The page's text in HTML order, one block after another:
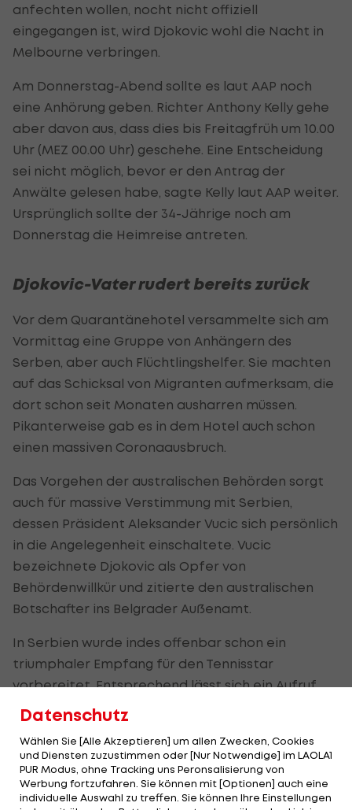
anfechten wollen, nocht nicht offiziell
eingegangen ist, wird Djokovic wohl die Nacht in
Melbourne verbringen.
Am Donnerstag-Abend sollte es laut AAP noch
eine Anhörung geben. Richter Anthony Kelly gehe
aber davon aus, dass dies bis Freitagfrüh um 10.00
Uhr (MEZ 00.00 Uhr) geschehe. Eine Entscheidung
sei nicht möglich, bevor er den Antrag der
Anwälte gelesen habe, sagte Kelly laut AAP weiter.
Ursprünglich sollte der 34-Jährige noch am
Donnerstag die Heimreise antreten.
Djokovic-Vater rudert bereits zurück
Vor dem Quarantänehotel versammelte sich am
Vormittag eine Gruppe von Anhängern des
Serben, aber auch Flüchtlingshelfer. Sie machten
auf das Schicksal von Migranten aufmerksam, die
dort schon seit Monaten ausharren müssen.
Pikanterweise gab es in dem Hotel auch schon
einen massiven Coronaausbruch.
Das Vorgehen der australischen Behörden sorgt
auch für massive Verstimmung mit Serbien,
dessen Präsident Aleksander Vucic sich persönlich
in die Angelegenheit einschaltete. Vucic
bezeichnete Djokovic als Opfer von
Behördenwillkür und zitierte den australischen
Botschafter ins Belgrader Außenamt.
In Serbien wurde indes offenbar schon ein
triumphaler Empfang für den Tennisstar
vorbereitet. Entsprechend lässt sich ein Aufruf
von Djokovic' Vater Srdjan deuten. "Unser Stolz,
empfangen, wie es sich gehört", schreibt er auf
Instagram.
Wenige Stunden zuvor kündigte Srdjan Djokovic
Datenschutz
Wählen Sie [Alle Akzeptieren] um allen Zwecken, Cookies
und Diensten zuzustimmen oder [Nur Notwendige] im LAOLA1
PUR Modus, ohne Tracking uns Peronsalisierung von
Werbung fortzufahren. Sie können mit [Optionen] auch eine
individuelle Auswahl zu treffen. Sie können Ihre Einstellungen